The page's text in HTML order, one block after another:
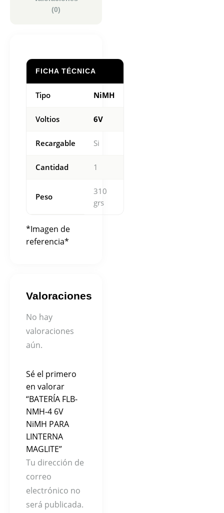
(0)
FICHA TÉCNICA
Tipo NiMH
Voltios 6V
Recargable Si
Cantidad 1
Peso
310
grs
*Imagen de
referencia*
Valoraciones
No hay
valoraciones
aún.
Sé el primero
en valorar
“BATERÍA FLB-
NMH-4 6V
NiMH PARA
LINTERNA
MAGLITE”
Tu dirección de
correo
electrónico no
será publicada.